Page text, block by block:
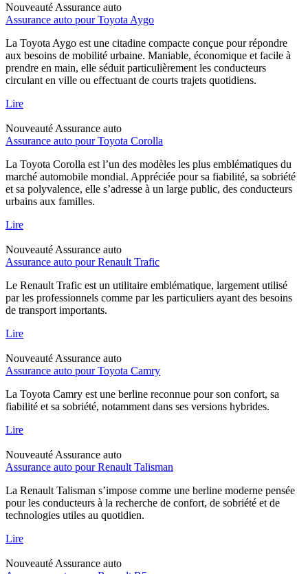
Nouveauté Assurance auto
Assurance auto pour Toyota Aygo
La Toyota Aygo est une citadine compacte conçue pour répondre
aux besoins de mobilité urbaine. Maniable, économique et facile à
prendre en main, elle séduit particulièrement les conducteurs
circulant en ville ou effectuant de courts trajets quotidiens.
Lire
Nouveauté Assurance auto
Assurance auto pour Toyota Corolla
La Toyota Corolla est l’un des modèles les plus emblématiques du
marché automobile mondial. Appréciée pour sa fiabilité, sa sobriété
et sa polyvalence, elle s’adresse à un large public, des conducteurs
urbains aux familles.
Lire
Nouveauté Assurance auto
Assurance auto pour Renault Trafic
Le Renault Trafic est un utilitaire emblématique, largement utilisé
par les professionnels comme par les particuliers ayant des besoins
de transport importants.
Lire
Nouveauté Assurance auto
Assurance auto pour Toyota Camry
La Toyota Camry est une berline reconnue pour son confort, sa
fiabilité et sa sobriété, notamment dans ses versions hybrides.
Lire
Nouveauté Assurance auto
Assurance auto pour Renault Talisman
La Renault Talisman s’impose comme une berline moderne pensée
pour les conducteurs à la recherche de confort, de sobriété et de
technologies utiles au quotidien.
Lire
Nouveauté Assurance auto